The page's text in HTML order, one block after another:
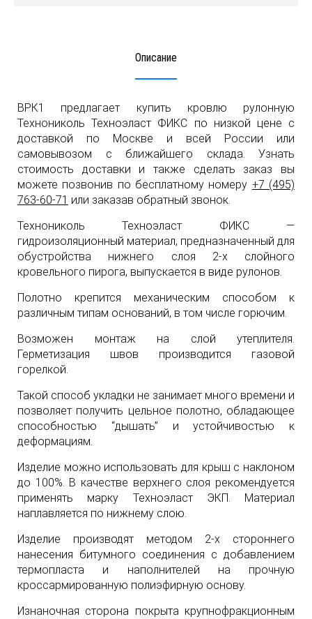
Описание
ВРК1 предлагает купить кровлю рулонную
Технониколь Техноэласт ФИКС по низкой цене с
доставкой по Москве и всей России или
самовывозом с ближайшего склада. Узнать
стоимость доставки и также сделать заказ вы
можете позвонив по бесплатному номеру +7 (495)
763-60-71 или заказав обратный звонок.
Технониколь Техноэласт ФИКС —
гидроизоляционный материал, предназначенный для
обустройства нижнего слоя 2-х слойного
кровельного пирога, выпускается в виде рулонов.
Полотно крепится механическим способом к
различным типам оснований, в том числе горючим.
Возможен монтаж на слой утеплителя.
Герметизация швов производится газовой
горелкой.
Такой способ укладки не занимает много времени и
позволяет получить цельное полотно, обладающее
способностью “дышать” и устойчивостью к
деформациям.
Изделие можно использовать для крыш с наклоном
до 100%. В качестве верхнего слоя рекомендуется
применять марку Техноэласт ЭКП. Материал
наплавляется по нижнему слою.
Изделие производят методом 2-х стороннего
нанесения битумного соединения с добавлением
термопласта и наполнителей на прочную
кроссармированную полиэфирную основу.
Изнаночная сторона покрыта крупнофракционным